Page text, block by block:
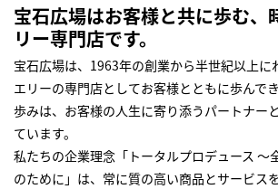
宝石広場はお客様と共に歩む、
リー専門店です。
宝石広場は、1963年の創業から半世紀以上に
エリーの専門店としてお客様とともに歩んで
歩みは、お客様の人生に寄り添うパートナー
ています。
私たちの企業理念「トータルプロデュース ～
のために」は、常に質の高い商品とサービス